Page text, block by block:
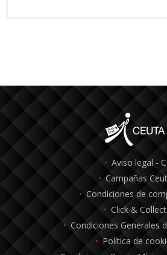
Aviso legal - C
Campañas
Condiciones de
Click & Collect
Condiciones Generales
Política de